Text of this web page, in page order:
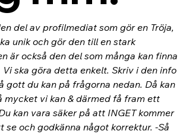
del av profilmediat som gör en Tröja,
unik och gör den till en stark
är också den del som många kan finna
ska göra detta enkelt. Skriv i den info
gott du kan på frågorna nedan. Då kan
mycket vi kan & därmed få fram ett
kan vara säker på att INGET kommer
se och godkänna något korrektur. -Så